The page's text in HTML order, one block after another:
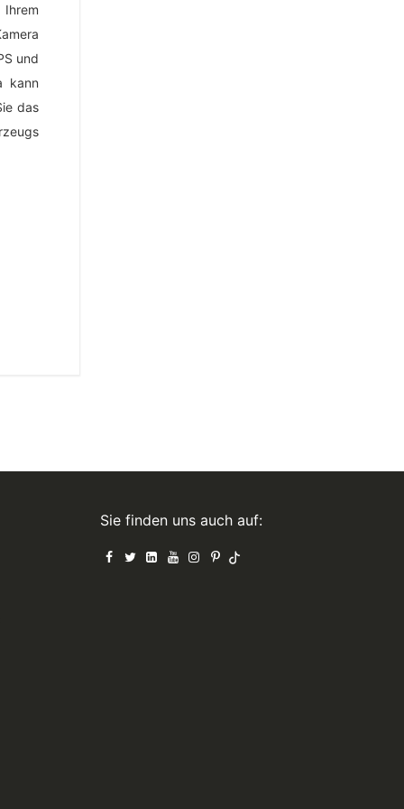
und
kann
das
Sie finden uns auch auf: